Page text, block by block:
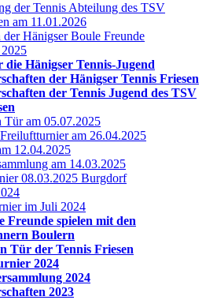
der Tennis Abteilung des TSV
am 11.01.2026
der Hänigser Boule Freunde
die Hänigser Tennis-Jugend
der Hänigser Tennis Friesen
der Tennis Jugend des TSV
Tür am 05.07.2025
am 26.04.2025
12.04.2025
am 14.03.2025
08.03.2025 Burgdorf
im Juli 2024
Freunde spielen mit den
Boulern
Tür der Tennis Friesen
2024
2024
2023